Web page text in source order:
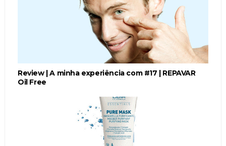
Review | A minha experiência com #17 | REPAVAR
Oil Free